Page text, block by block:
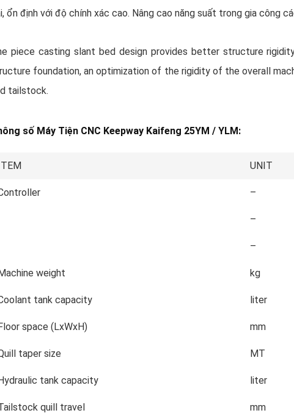
ổn định với độ chính xác cao. Nâng cao năng suất trong gia công
piece casting slant bed design provides better structure
foundation, an optimization of the rigidity of the overall
tailstock.
số Máy Tiện CNC Keepway Kaifeng 25YM / YLM:
UNIT
–
–
–
weight kg
tank capacity liter
space (LxWxH) mm
taper size MT
tank capacity liter
quill travel mm